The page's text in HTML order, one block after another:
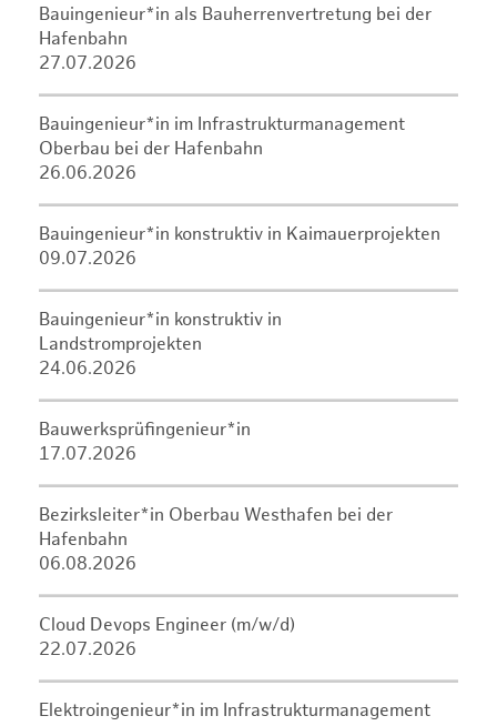
Bauingenieur*in als Bauherrenvertretung bei der
Hafenbahn
27.07.2026
Bauingenieur*in im Infrastrukturmanagement
Oberbau bei der Hafenbahn
26.06.2026
Bauingenieur*in konstruktiv in Kaimauerprojekten
09.07.2026
Bauingenieur*in konstruktiv in
Landstromprojekten
24.06.2026
Bauwerksprüfingenieur*in
17.07.2026
Bezirksleiter*in Oberbau Westhafen bei der
Hafenbahn
06.08.2026
Cloud Devops Engineer (m/w/d)
22.07.2026
Elektroingenieur*in im Infrastrukturmanagement